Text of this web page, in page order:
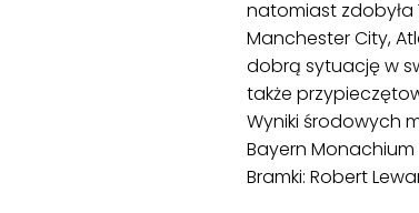
natomiast zdobyła
Manchester City,
dobrą sytuację w
także
Wyniki środowych
Bayern Monachium
Bramki: Robert